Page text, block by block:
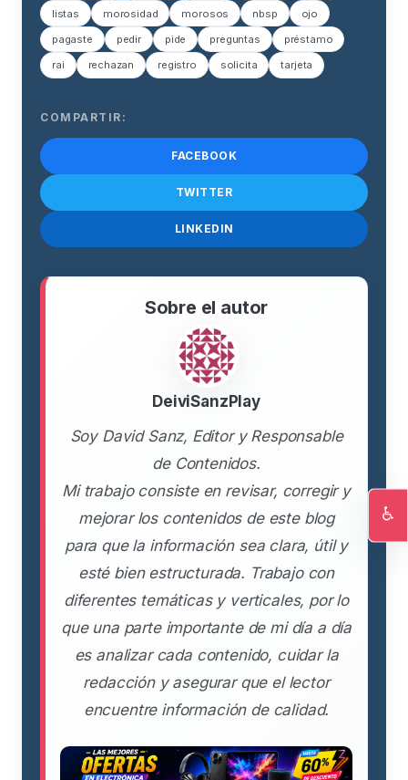
listas morosidad morosos nbsp ojo
pagaste pedir pide preguntas préstamo
rai rechazan registro solicita tarjeta
COMPARTIR:
FACEBOOK
TWITTER
LINKEDIN
Sobre el autor
DeiviSanzPlay
Soy David Sanz, Editor y Responsable
de Contenidos.
Mi trabajo consiste en revisar, corregir y
mejorar los contenidos de este blog
para que la información sea clara, útil y
esté bien estructurada. Trabajo con
diferentes temáticas y verticales, por lo
que una parte importante de mi día a día
es analizar cada contenido, cuidar la
redacción y asegurar que el lector
encuentre información de calidad.
♿